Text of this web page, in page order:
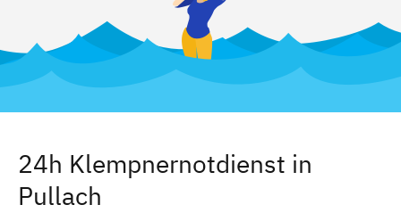
24h Klempnernotdienst in
Pullach